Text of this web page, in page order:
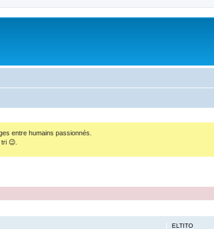
entre humains passionnés.
😉.
ELTITO